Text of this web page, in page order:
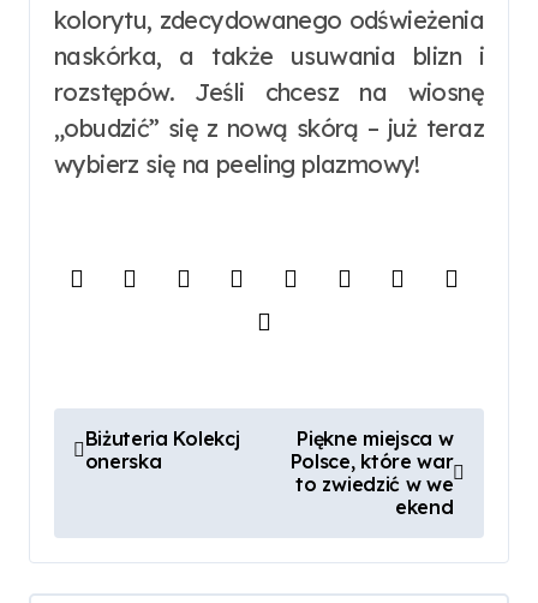
kolorytu, zdecydowanego odświeżenia
naskórka, a także usuwania blizn i
rozstępów. Jeśli chcesz na wiosnę
„obudzić” się z nową skórą – już teraz
wybierz się na peeling plazmowy!
N
w
i
Biżuteria Kolekcj
onerska
Piękne miejsca w
Polsce, które war
to zwiedzić w we
ekend